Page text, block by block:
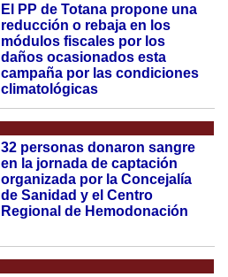
El PP de Totana propone una
reducción o rebaja en los
módulos fiscales por los
daños ocasionados esta
campaña por las condiciones
climatológicas
32 personas donaron sangre
en la jornada de captación
organizada por la Concejalía
de Sanidad y el Centro
Regional de Hemodonación